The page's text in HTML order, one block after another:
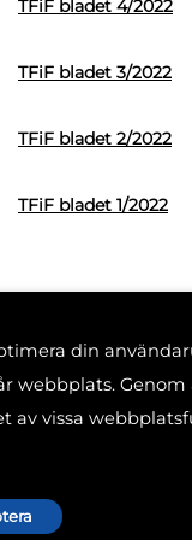
TFiF bladet 4/2022
TFiF bladet 3/2022
TFiF bladet 2/2022
TFiF bladet 1/2022
din
webbplats.
vissa